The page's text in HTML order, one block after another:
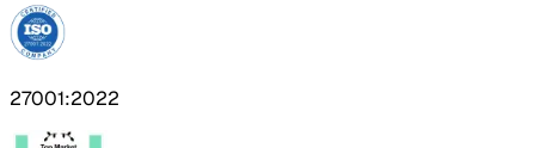
27001:2022